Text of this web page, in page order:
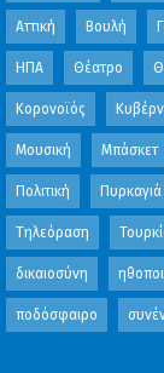
Αττική Βουλή
ΗΠΑ Θέατρο
Κορονοϊός
Μουσική Μπάσκετ
Πολιτική Πυρκαγιά
Τηλεόραση
δικαιοσύνη
ποδόσφαιρο